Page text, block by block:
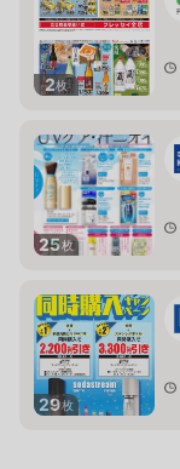
2枚
25枚
29枚